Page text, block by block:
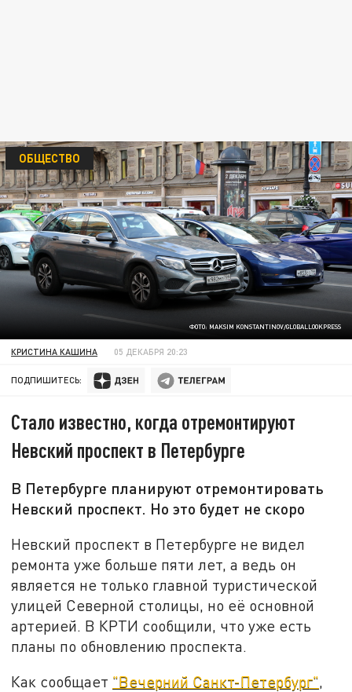
ФОТО: MAKSIM KONSTANTINOV/GLOBALLOOKPRESS
ОБЩЕСТВО
КРИСТИНА КАШИНА 05 ДЕКАБРЯ 20:23
ПОДПИШИТЕСЬ:
Стало известно, когда отремонтируют
Невский проспект в Петербурге
В Петербурге планируют отремонтировать
Невский проспект. Но это будет не скоро
Невский проспект в Петербурге не видел
ремонта уже больше пяти лет, а ведь он
является не только главной туристической
улицей Северной столицы, но её основной
артерией. В КРТИ сообщили, что уже есть
планы по обновлению проспекта.
Как сообщает "Вечерний Санкт-Петербург",